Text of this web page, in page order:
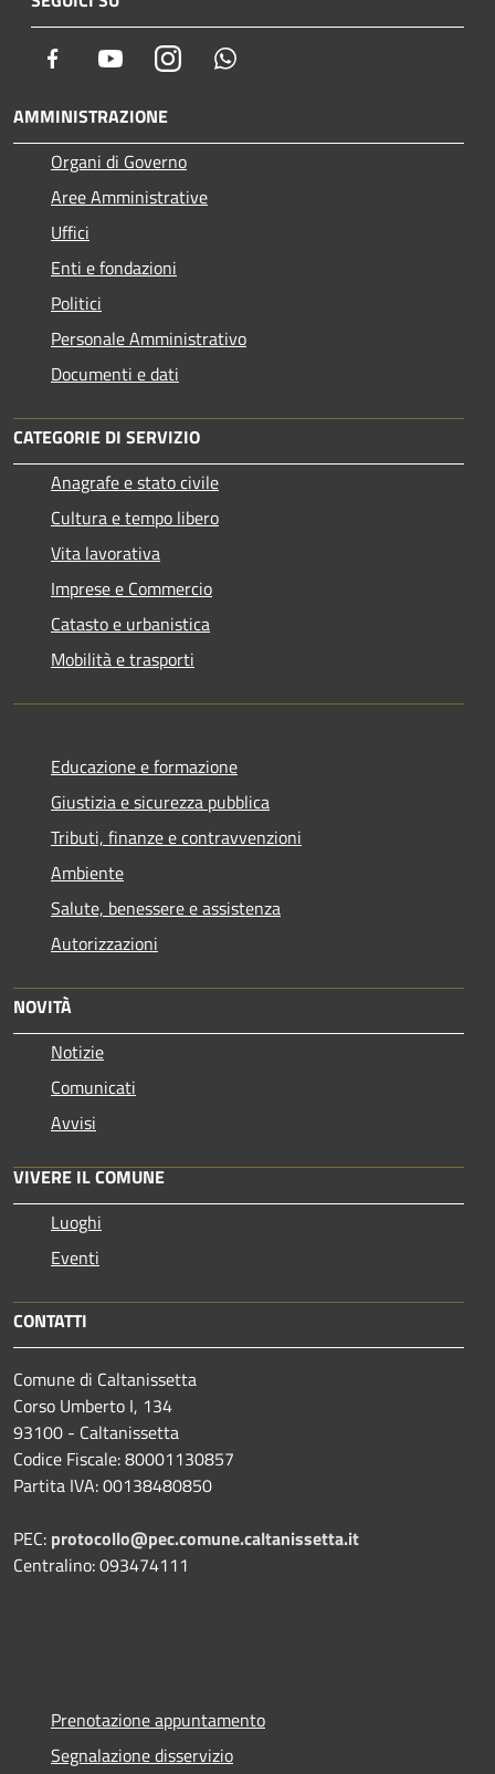
Facebook YoutubeInstagram
AMMINISTRAZIONE
Organi di Governo
Aree Amministrative
Uffici
Enti e fondazioni
Politici
Personale Amministrativo
Documenti e dati
CATEGORIE DI SERVIZIO
Anagrafe e stato civile
Cultura e tempo libero
Vita lavorativa
Imprese e Commercio
Catasto e urbanistica
Mobilità e trasporti
Educazione e formazione
Giustizia e sicurezza pubblica
Tributi, finanze e contravvenzioni
Ambiente
Salute, benessere e assistenza
Autorizzazioni
NOVITÀ
Notizie
Comunicati
Avvisi
VIVERE IL COMUNE
Luoghi
Eventi
CONTATTI
Comune di Caltanissetta
Corso Umberto I, 134
93100 - Caltanissetta
Codice Fiscale: 80001130857
Partita IVA: 00138480850
PEC: protocollo@pec.comune.caltanissetta.it
Centralino: 093474111
Prenotazione appuntamento
Segnalazione disservizio